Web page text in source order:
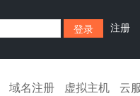
注册
域名注册 虚拟主机 云